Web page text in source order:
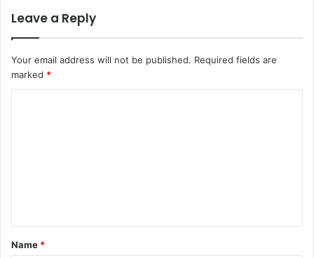
Leave a Reply
Your email address will not be published. Required fields are
marked *
t
*
Name *